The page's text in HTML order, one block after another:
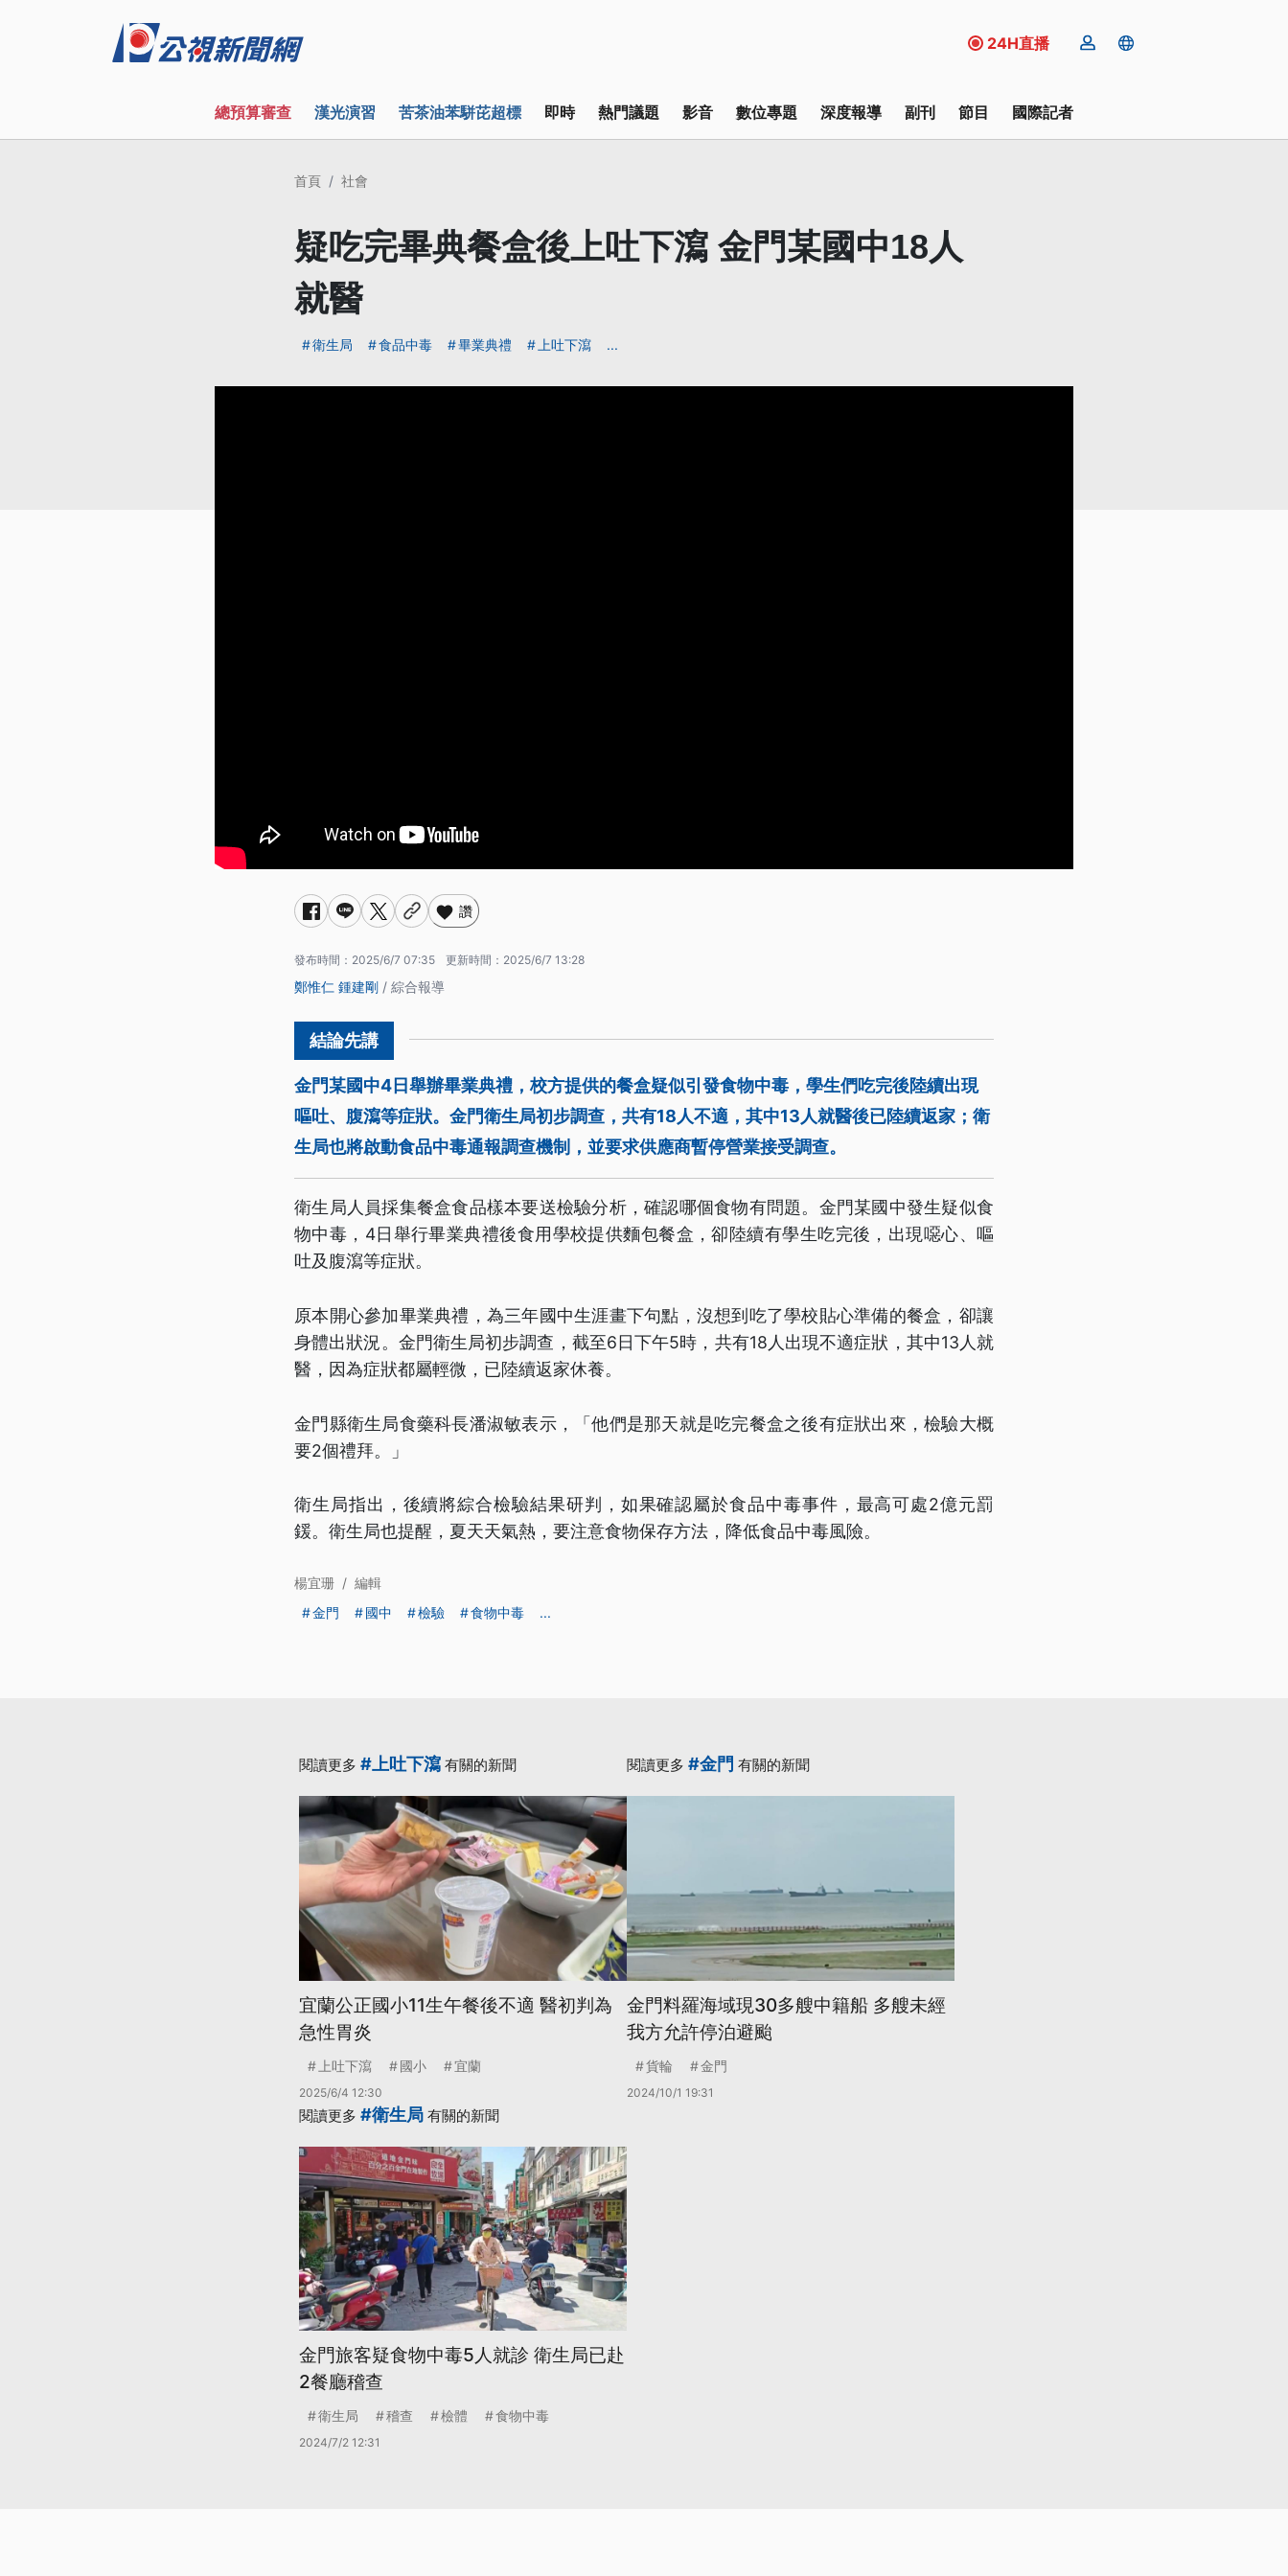
24H直播
總預算審查 漢光演習 苦茶油苯駢芘超標 即時 熱門議題 影音 數位專題 深度報導 副刊 節目 國際記者
首頁 社會
疑吃完畢典餐盒後上吐下瀉 金門某國中18人
就醫
衛生局 食品中毒 畢業典禮 上吐下瀉 ...
讚
發布時間： 2025/6/7 07:35 更新時間： 2025/6/7 13:28
鄭惟仁 鍾建剛 / 綜合報導
金門某國中4日舉辦畢業典禮，校方提供的餐盒疑似引發食物中毒，學生們吃完後陸續出現
嘔吐、腹瀉等症狀。金門衛生局初步調查，共有18人不適，其中13人就醫後已陸續返家；衛
生局也將啟動食品中毒通報調查機制，並要求供應商暫停營業接受調查。
衛生局人員採集餐盒食品樣本要送檢驗分析，確認哪個食物有問題。金門某國中發生疑似食
物中毒，4日舉行畢業典禮後食用學校提供麵包餐盒，卻陸續有學生吃完後，出現噁心、嘔
吐及腹瀉等症狀。
原本開心參加畢業典禮，為三年國中生涯畫下句點，沒想到吃了學校貼心準備的餐盒，卻讓
身體出狀況。金門衛生局初步調查，截至6日下午5時，共有18人出現不適症狀，其中13人就
醫，因為症狀都屬輕微，已陸續返家休養。
金門縣衛生局食藥科長潘淑敏表示，「他們是那天就是吃完餐盒之後有症狀出來，檢驗大概
要2個禮拜。」
衛生局指出，後續將綜合檢驗結果研判，如果確認屬於食品中毒事件，最高可處2億元罰
鍰。衛生局也提醒，夏天天氣熱，要注意食物保存方法，降低食品中毒風險。
楊宜珊 / 編輯
金門
國中 檢驗 食物中毒 ...
閱讀更多 #上吐下瀉 有關的新聞
宜蘭公正國小11生午餐後不適 醫初判為
急性胃炎
上吐下瀉 國小 宜蘭
2025/6/4 12:30
閱讀更多 #金門 有關的新聞
金門料羅海域現30多艘中籍船 多艘未經
我方允許停泊避颱
貨輪 金門
2024/10/1 19:31
閱讀更多 #衛生局 有關的新聞
金門旅客疑食物中毒5人就診 衛生局已赴
2餐廳稽查
衛生局 稽查 檢體 食物中毒
2024/7/2 12:31